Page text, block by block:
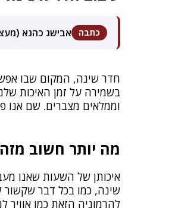
כתבה אבישג כהנא
חדר שינה, המקום שבו
בשמירה על זמן האיכות
וממלאים מצברים. שם אנו
מה יותר חשוב
איכותן של השעות שאנו
שינה, כמו בכל דבר שקשור
להרמוניה הזאת כמו אוויר